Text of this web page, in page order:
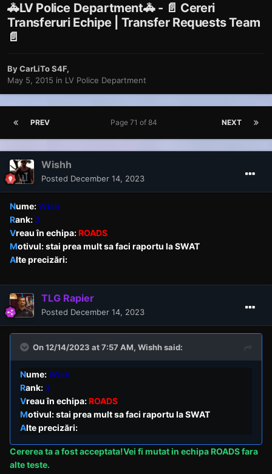
🚓LV Police Department🚓 - 📄 Cereri
Transferuri Echipe | Transfer Requests Team
📄
ByCarLiTo S4F,
May 5, 2015 in LV Police Department
PREV NEXT
Page 71 of 84
Wishh
Posted December 14, 2023
Nume:Wish
Rank: 3
Vreau în echipa:ROADS
Motivul: stai prea mult sa faci raportu la SWAT
Alte precizări:
TLG Rapier
Posted December 14, 2023
On 12/14/2023 at 7:57 AM,Wishhsaid:
Nume:Wish
Rank: 3
Vreau în echipa:ROADS
Motivul: stai prea mult sa faci raportu la SWAT
Alte precizări:
Cerereata a fost acceptata!Vei fi mutat in echipa ROADS fara
alte teste.